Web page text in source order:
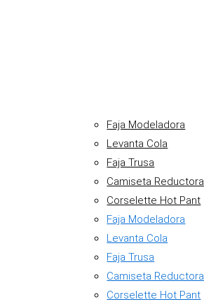
Faja Modeladora
Levanta Cola
Faja Trusa
Camiseta Reductora
Corselette Hot Pant
Faja Modeladora
Levanta Cola
Faja Trusa
Camiseta Reductora
Corselette Hot Pant